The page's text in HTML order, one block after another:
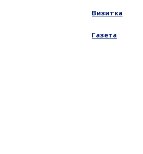
Визитка
Газета